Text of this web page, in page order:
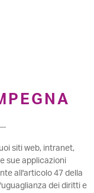
siti web, intranet,
sue applicazioni
all'articolo 47 della
dei diritti e